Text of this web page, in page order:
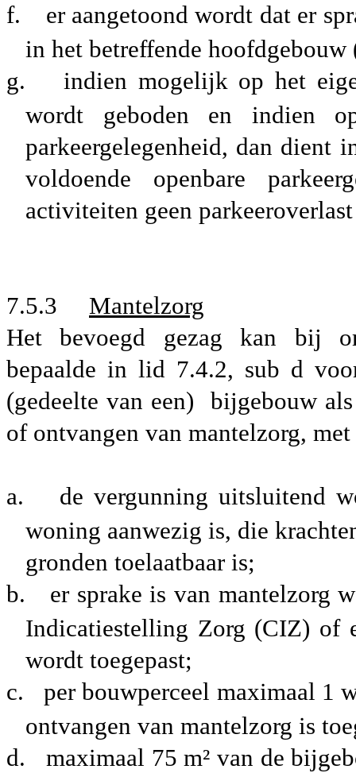
f.
er aangetoond wordt dat er
in het betreffende
g.
indien mogelijk op het
wordt geboden en indien
parkeergelegenheid, dan dient
voldoende openbare
activiteiten geen
7.5.3 Mantelzorg
Het bevoegd gezag kan bij
bepaalde in lid 7.4.2, sub d
(gedeelte van een) bijgebouw
of ontvangen van mantelzorg,
a.
de vergunning uitsluitend
woning aanwezig is, die
gronden toelaatbaar is;
b.
er sprake is van mantelzorg
Indicatiestelling Zorg (CIZ) of
wordt toegepast;
c.
per bouwperceel maximaal 1
ontvangen van mantelzorg is
d.
maximaal 75 m² van de